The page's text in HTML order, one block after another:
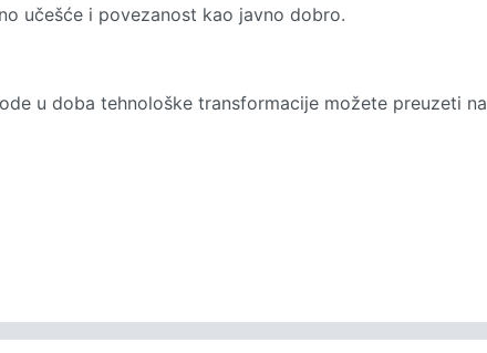
učešće i povezanost kao javno dobro.
u doba tehnološke transformacije možete preuzeti na